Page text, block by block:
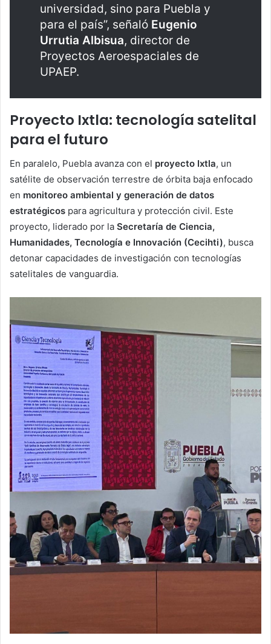
universidad, sino para Puebla y
para el país”, señaló Eugenio
Urrutia Albisua, director de
Proyectos Aeroespaciales de
UPAEP.
Proyecto Ixtla: tecnología satelital
para el futuro
En paralelo, Puebla avanza con el proyecto Ixtla, un
satélite de observación terrestre de órbita baja enfocado
en monitoreo ambiental y generación de datos
estratégicos para agricultura y protección civil. Este
proyecto, liderado por la Secretaría de Ciencia,
Humanidades, Tecnología e Innovación (Cecihti), busca
detonar capacidades de investigación con tecnologías
satelitales de vanguardia.